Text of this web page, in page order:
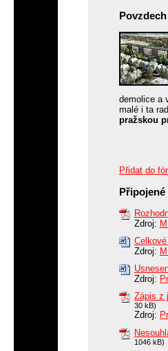
demolice a
malé i ta
pražskou
Přidat do
Zdroj:
Zdroj:
Zdroj:
Zápis z
30 kB)
Zdroj:
1046 kB)